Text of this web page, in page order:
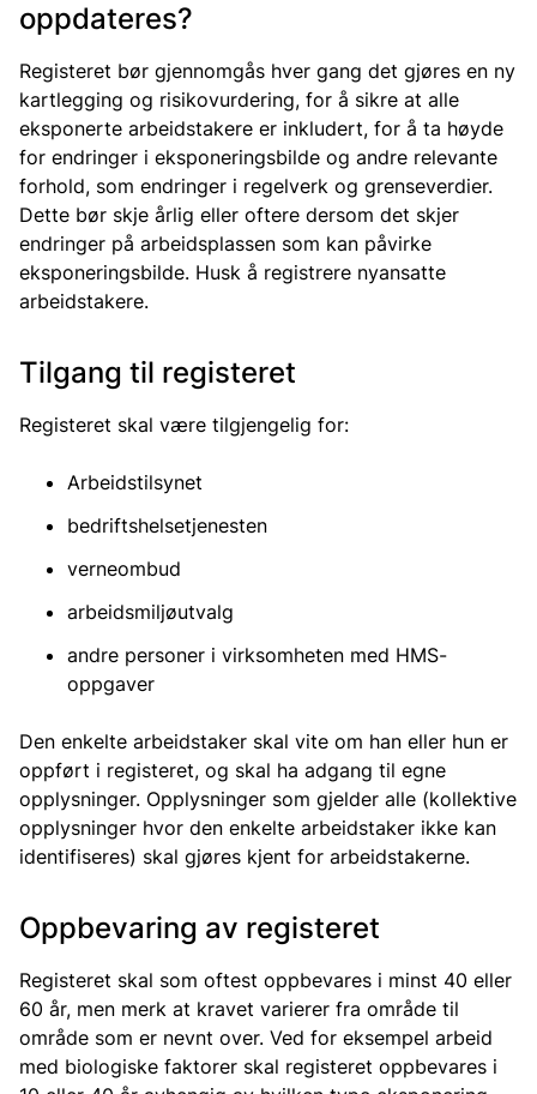
oppdateres?
Registeret bør gjennomgås hver gang det gjøres en ny
kartlegging og risikovurdering, for å sikre at alle
eksponerte arbeidstakere er inkludert, for å ta høyde
for endringer i eksponeringsbilde og andre relevante
forhold, som endringer i regelverk og grenseverdier.
Dette bør skje årlig eller oftere dersom det skjer
endringer på arbeidsplassen som kan påvirke
eksponeringsbilde. Husk å registrere nyansatte
arbeidstakere.
Tilgang til registeret
Registeret skal være tilgjengelig for:
Arbeidstilsynet
bedriftshelsetjenesten
verneombud
arbeidsmiljøutvalg
andre personer i virksomheten med HMS-
oppgaver
Den enkelte arbeidstaker skal vite om han eller hun er
oppført i registeret, og skal ha adgang til egne
opplysninger. Opplysninger som gjelder alle (kollektive
opplysninger hvor den enkelte arbeidstaker ikke kan
identifiseres) skal gjøres kjent for arbeidstakerne.
Oppbevaring av registeret
Registeret skal som oftest oppbevares i minst 40 eller
60 år, men merk at kravet varierer fra område til
område som er nevnt over. Ved for eksempel arbeid
med biologiske faktorer skal registeret oppbevares i